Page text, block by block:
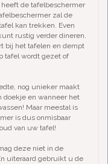
de tafelbeschermer
zal de
kan trekken. Even
rustig verder dineren.
bij het tafelen en dempt
tafel wordt gezet of
nog unieker maakt
doekje en wanneer het
Maar meestal is
is dus onmisbaar
van uw tafel!
deze niet in de
uiteraard gebruikt u de